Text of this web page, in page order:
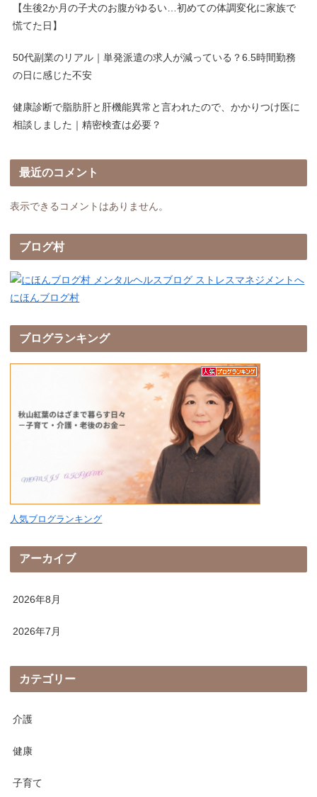
【生後2か月の子犬のお腹がゆるい…初めての体調変化に家族で
慌てた日】
50代副業のリアル｜単発派遣の求人が減っている？6.5時間勤務
の日に感じた不安
健康診断で脂肪肝と肝機能異常と言われたので、かかりつけ医に
相談しました｜精密検査は必要？
最近のコメント
表示できるコメントはありません。
ブログ村
にほんブログ村
ブログランキング
人気ブログランキング
アーカイブ
2026年8月
2026年7月
カテゴリー
介護
健康
子育て